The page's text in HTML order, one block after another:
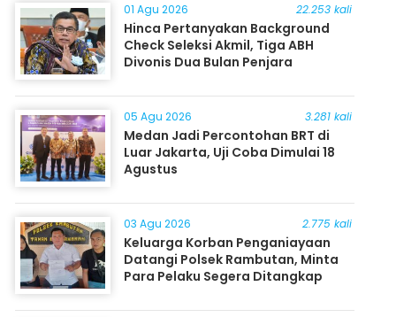
01 Agu 2026 22.253 kali
Hinca Pertanyakan Background
Check Seleksi Akmil, Tiga ABH
Divonis Dua Bulan Penjara
05 Agu 2026 3.281 kali
Medan Jadi Percontohan BRT di
Luar Jakarta, Uji Coba Dimulai 18
Agustus
03 Agu 2026 2.775 kali
Keluarga Korban Penganiayaan
Datangi Polsek Rambutan, Minta
Para Pelaku Segera Ditangkap